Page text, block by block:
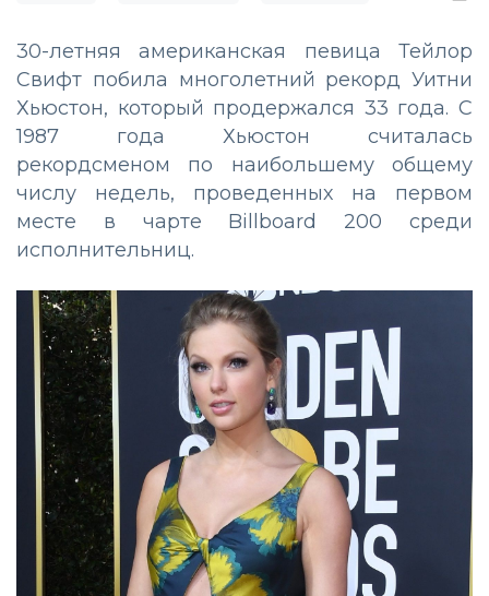
30-летняя американская певица Тейлор
Свифт побила многолетний рекорд Уитни
Хьюстон, который продержался 33 года. С
1987 года Хьюстон считалась
рекордсменом по наибольшему общему
числу недель, проведенных на первом
месте в чарте Billboard 200 среди
исполнительниц.